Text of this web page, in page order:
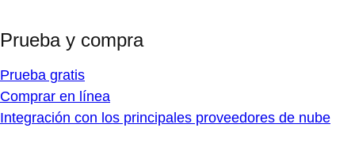
Prueba y compra
Prueba gratis
Comprar en línea
Integración con los principales proveedores de nube